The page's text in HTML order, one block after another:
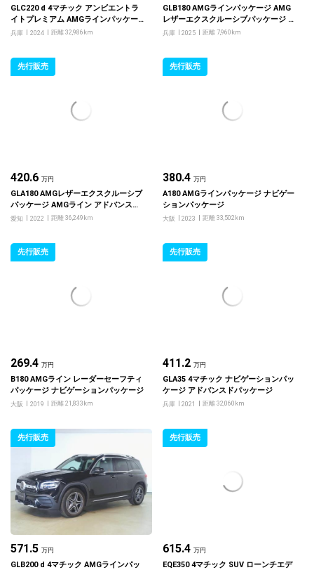
GLC220 d 4マチック アンビエントラ
イトプレミアム AMGラインパッケー
ジ AMGレザーエクスクルーシブパッ
兵庫 2024 距離 32,986km
GLB180 AMGラインパッケージ AMG
レザーエクスクルーシブパッケージ コ
ンフォートパッケージ
兵庫 2025 距離 7,960km
先行販売
420.6 万円
GLA180 AMGレザーエクスクルーシブ
パッケージ AMGライン アドバンスド
パッケージ
愛知 2022 距離 36,249km
先行販売
380.4 万円
A180 AMGラインパッケージ ナビゲー
ションパッケージ
大阪 2023 距離 33,502km
先行販売
269.4 万円
B180 AMGライン レーダーセーフティ
パッケージ ナビゲーションパッケージ
大阪 2019 距離 21,833km
先行販売
411.2 万円
GLA35 4マチック ナビゲーションパッ
ケージ アドバンスドパッケージ
兵庫 2021 距離 32,060km
先行販売
571.5 万円
GLB200 d 4マチック AMGラインパッ
先行販売
615.4 万円
EQE350 4マチック SUV ローンチエデ